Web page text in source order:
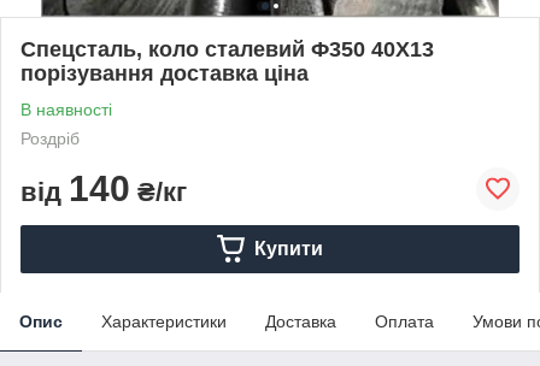
Спецсталь, коло сталевий Ф350 40Х13
порізування доставка ціна
В наявності
Роздріб
від 140 ₴/кг
Купити
Опис Характеристики Доставка Оплата Умови